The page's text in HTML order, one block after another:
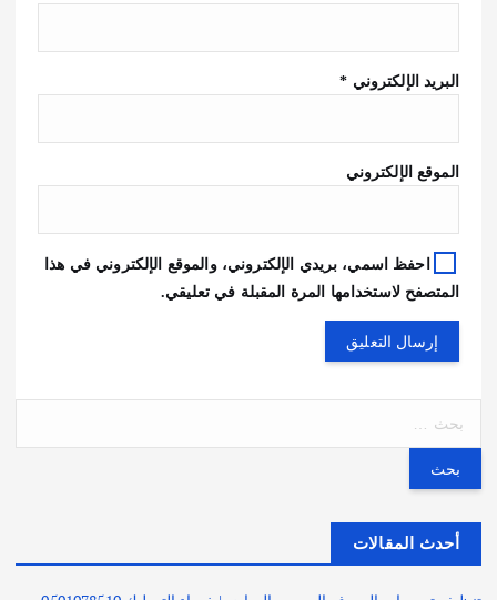
البريد الإلكتروني *
الموقع الإلكتروني
احفظ اسمي، بريدي الإلكتروني، والموقع الإلكتروني في هذا
المتصفح لاستخدامها المرة المقبلة في تعليقي.
ح
ن
أحدث المقالات